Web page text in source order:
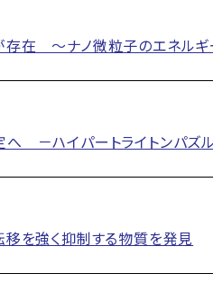
存在 ～ナノ微粒子のエネル
－ハイパートライトンパズ
移を強く抑制する物質を発見